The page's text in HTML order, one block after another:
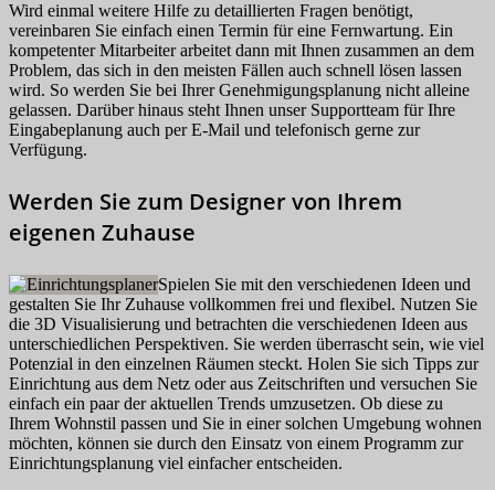
Wird einmal weitere Hilfe zu detaillierten Fragen benötigt,
vereinbaren Sie einfach einen Termin für eine Fernwartung. Ein
kompetenter Mitarbeiter arbeitet dann mit Ihnen zusammen an dem
Problem, das sich in den meisten Fällen auch schnell lösen lassen
wird. So werden Sie bei Ihrer Genehmigungsplanung nicht alleine
gelassen. Darüber hinaus steht Ihnen unser Supportteam für Ihre
Eingabeplanung auch per E-Mail und telefonisch gerne zur
Verfügung.
Werden Sie zum Designer von Ihrem
eigenen Zuhause
Spielen Sie mit den verschiedenen Ideen und
gestalten Sie Ihr Zuhause vollkommen frei und flexibel. Nutzen Sie
die 3D Visualisierung und betrachten die verschiedenen Ideen aus
unterschiedlichen Perspektiven. Sie werden überrascht sein, wie viel
Potenzial in den einzelnen Räumen steckt. Holen Sie sich Tipps zur
Einrichtung aus dem Netz oder aus Zeitschriften und versuchen Sie
einfach ein paar der aktuellen Trends umzusetzen. Ob diese zu
Ihrem Wohnstil passen und Sie in einer solchen Umgebung wohnen
möchten, können sie durch den Einsatz von einem Programm zur
Einrichtungsplanung viel einfacher entscheiden.